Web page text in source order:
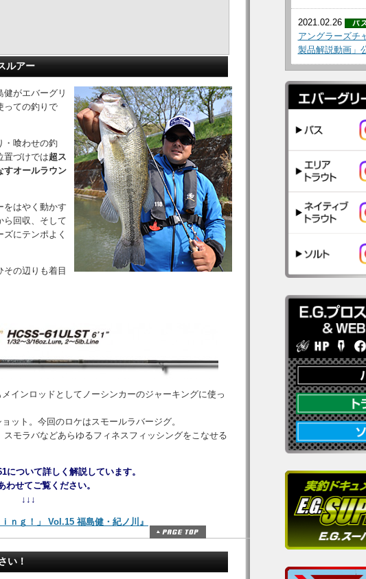
ルアー
がエバーグリ
っての釣りで
・喰わせの釣
置づけでは超ス
すオールラウン
をはやく動かす
ら回収、そして
にテンポよく
の辺りも着目
インロッドとしてノーシンカーのジャーキングに使っ
ット。今回のロケはスモールラバージグ。
モラバなどあらゆるフィネスフィッシングをこなせる
ついて詳しく解説しています。
わせてご覧ください。
↓↓↓
ｎｇ！」 Vol.15 福島健・紀ノ川』
い！
2021.02.26
アングラーズチ
製品解説動画」